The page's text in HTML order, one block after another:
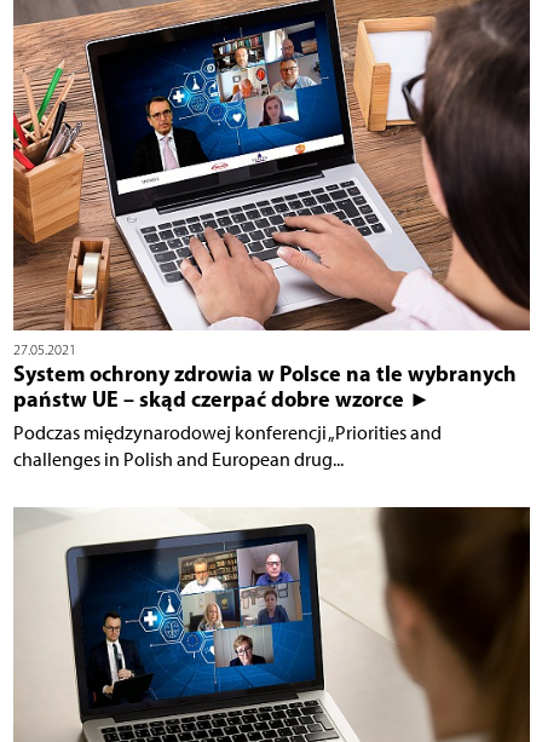
27.05.2021
System ochrony zdrowia w Polsce na tle wybranych
państw UE – skąd czerpać dobre wzorce ►
Podczas międzynarodowej konferencji „Priorities and
challenges in Polish and European drug...